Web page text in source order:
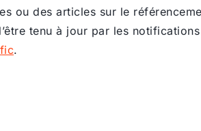
ou des articles sur le
tenu à jour par les
.